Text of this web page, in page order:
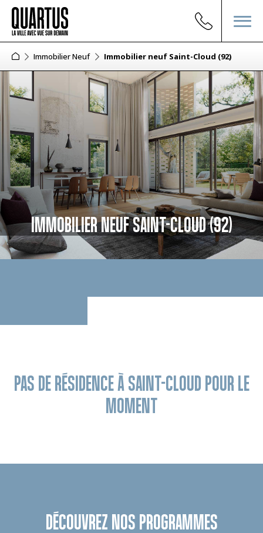
Immobilier Neuf Immobilier neuf Saint-Cloud (92)
IMMOBILIER NEUF SAINT-CLOUD (92)
PAS DE RÉSIDENCE À SAINT-CLOUD POUR LE
MOMENT
DÉCOUVREZ NOS PROGRAMMES